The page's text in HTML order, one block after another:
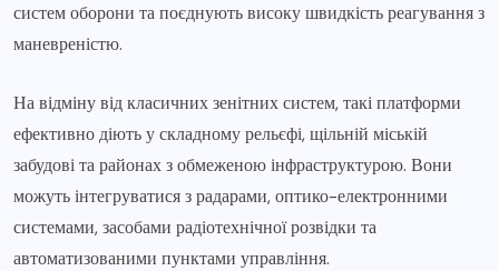
систем оборони та поєднують високу швидкість реагування з
маневреністю.
На відміну від класичних зенітних систем, такі платформи
ефективно діють у складному рельєфі, щільній міській
забудові та районах з обмеженою інфраструктурою. Вони
можуть інтегруватися з радарами, оптико-електронними
системами, засобами радіотехнічної розвідки та
автоматизованими пунктами управління.